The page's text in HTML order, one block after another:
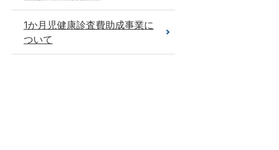
1か月児健康診査費助成事業に
ついて